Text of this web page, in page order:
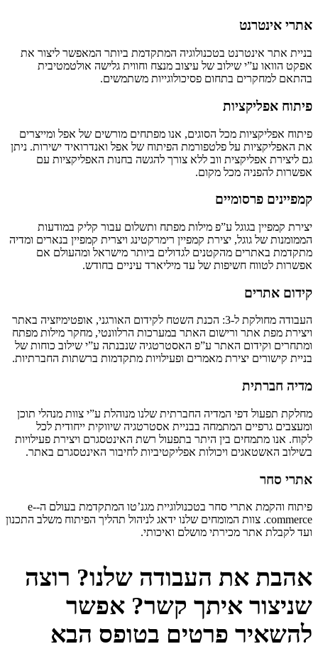
אתרי אינטרנט
בניית אתר אינטרנט בטכנולוגיה המתקדמת ביותר המאפשר ליצור את
אפקט הוואו ע”י שילוב של עיצוב מנצח וחווית גלישה אולטמטיבית
בהתאם למחקרים בתחום פסיכולוגייות משתמשים.
פיתוח אפליקציות
פיתוח אפליקציות מכל הסוגים, אנו מפתחים מורשים של אפל ומייצרים
את האפליקציות על פלטפורמת הפיתוח של אפל ואנדרואיד ישירות. ניתן
גם ליצירת אפליקצית ווב ללא צורך להגשה בחנות האפליקציות עם
אפשרות להפניה מכל מקום.
קמפיינים פרסומיים
יצירת קמפיין בגוגל ע”פ מילות מפתח ותשלום עבור קליק במודעות
הממומנות של גוגל, יצירת קמפיין רימרקטינג ויצרית קמפיין בנארים ומדיה
מתקדמת באתרים מהקטנים לגדולים ביותר מישראל ומהעולם אם
אפשרות לטווח חשיפות של עד מיליארד עיניים בחודש.
קידום אתרים
העבודה מחולקת ל-3: הכנת השטח לקידום האורגני, אופטימיזציה באתר
ויצירת מפת אתר ורישום האתר במערכות הרלוונטי, מחקר מילות מפתח
ומתחרים וקידום האתר ע”פ האסטרטגיה שנבנתה ע”י שילוב כוחות של
בניית קישורים יצירת מאמרים ופעילויות מתקדמות ברשתות החברתיות.
מדיה חברתית
מחלקת תפעול דפי המדיה החברתית שלנו מנוהלת ע”י צוות מנהלי תוכן
ומעצבים גרפיים המתמחה בבניית אסטרטגיה שיווקית ייחודית לכל
לקוח. אנו מתמחים בין היתר בתפעול רשת האינטסגרם ויצירת פעילויות
בשילוב האשטאגים ויכולות אפליקטיביות לחיבור האינטסגרם באתר.
אתרי סחר
פיתוח והקמת אתרי סחר בטכנולוגיית מגנ’טו המתקדמת בעולם ה-e-
commerce. צוות המומחים שלנו ידאג לניהול תהליך הפיתוח משלב התכנון
ועד לקבלת אתר מכירתי מושלם ואיכותי.
אהבת את העבודה שלנו? רוצה
שניצור איתך קשר? אפשר
להשאיר פרטים בטופס הבא